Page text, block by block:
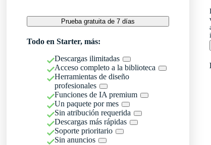
Prueba gratuita de 7 días
Todo en Starter, más:
Descargas ilimitadas
Acceso completo a la biblioteca
Herramientas de diseño
profesionales
Funciones de IA premium
Un paquete por mes
Sin atribución requerida
Descargas más rápidas
Soporte prioritario
Sin anuncios